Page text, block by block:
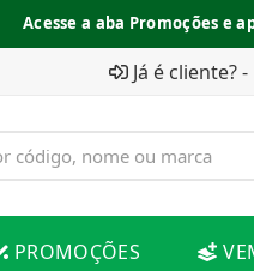
Acesse a aba Promoções e
Já é cliente?
PROMOÇÕES